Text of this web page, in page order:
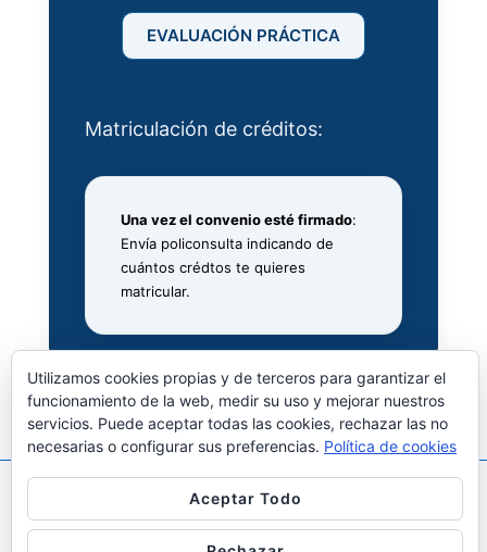
EVALUACIÓN PRÁCTICA
Matriculación de créditos:
Una vez el convenio esté firmado:
Envía policonsulta indicando de
cuántos crédtos te quieres
matricular.
Copyright © 2026Prácticas en Empresa, Empleo y
Emprendimiento ETSIT| Funciona con
Utilizamos cookies propias y de terceros para garantizar el
funcionamiento de la web, medir su uso y mejorar nuestros
servicios. Puede aceptar todas las cookies, rechazar las no
necesarias o configurar sus preferencias. Política de cookies
Aceptar Todo